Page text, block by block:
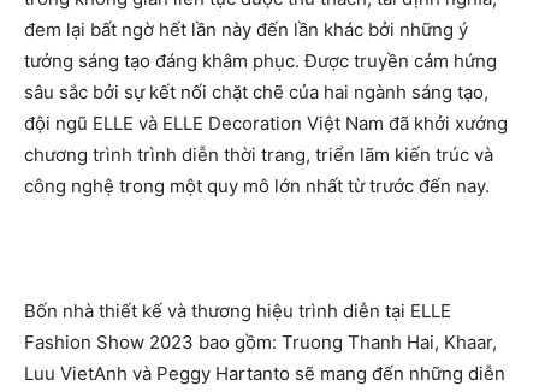
đem lại bất ngờ hết lần này đến lần khác bởi những ý
tưởng sáng tạo đáng khâm phục. Được truyền cảm hứng
sâu sắc bởi sự kết nối chặt chẽ của hai ngành sáng tạo,
đội ngũ ELLE và ELLE Decoration Việt Nam đã khởi xướng
chương trình trình diễn thời trang, triển lãm kiến trúc và
công nghệ trong một quy mô lớn nhất từ trước đến nay.
Bốn nhà thiết kế và thương hiệu trình diễn tại ELLE
Fashion Show 2023 bao gồm: Truong Thanh Hai, Khaar,
Luu VietAnh và Peggy Hartanto sẽ mang đến những diễn